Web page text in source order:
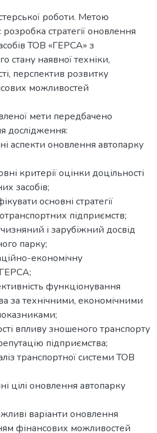
роботи. Метою
розробка стратегії оновлення
ТОВ «ГЕРСА» з
стану наявної техніки,
перспектив розвитку
можливостей
мети передбачено
дослідження:
аспекти оновлення автопарку
критерії оцінки доцільності
засобів;
основні стратегії
підприємств;
і зарубіжний досвід
парку;
економічну
функціонування
за технічними, економічними
впливу зношеного транспорту
підприємства;
транспортної системи ТОВ
цілі оновлення автопарку
варіанти оновлення
фінансових можливостей